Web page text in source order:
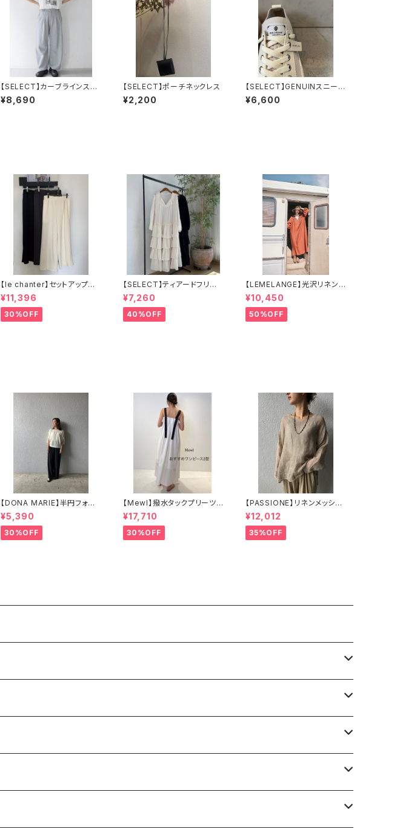
【SELECT】カーブラインスウ
ェットパンツ
¥8,690
【SELECT】ポーチネックレス
¥2,200
【SELECT】GENUINスニーカ
ー
¥6,600
【le chanter】セットアップ可
カットジョーゼットセンタープ
レスイージーパンツ
¥11,396
30%OFF
【SELECT】ティアードフリル
ロングワンピース
¥7,260
40%OFF
【LEMELANGE】光沢リネンス
キッパーワンピース
¥10,450
50%OFF
【DONA MARIE】半円フォル
ム5分袖ブラウス
¥5,390
30%OFF
【Mewl】撥水タックプリーツワ
ンピース
¥17,710
30%OFF
【PASSIONE】リネンメッシュ
プルオーバー
¥12,012
35%OFF